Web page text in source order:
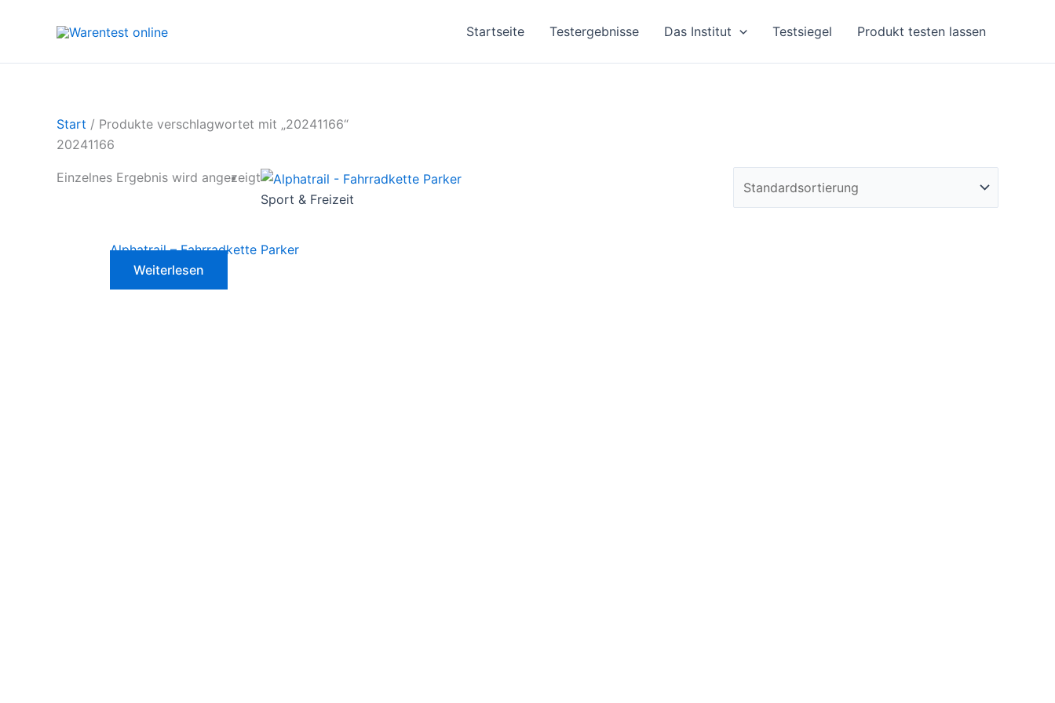
Startseite Testergebnisse Das Institut Testsiegel Produkt testen lassen
Start / Produkte verschlagwortet mit „20241166“
20241166
Einzelnes Ergebnis wird angezeigt
Sport & Freizeit
Alphatrail – Fahrradkette Parker
Weiterlesen